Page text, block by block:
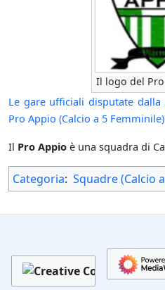
Il logo del
Le gare ufficiali disputate
Pro Appio (Calcio a 5 Femminile)
Il Pro Appio è una squadra di
Categoria: Squadre (Calcio